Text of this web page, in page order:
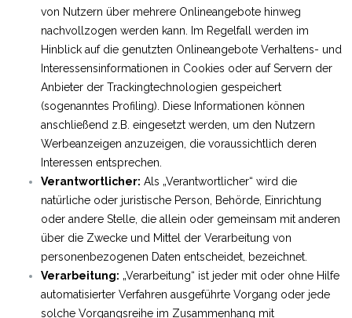
von Nutzern über mehrere Onlineangebote hinweg
nachvollzogen werden kann. Im Regelfall werden im
Hinblick auf die genutzten Onlineangebote Verhaltens- und
Interessensinformationen in Cookies oder auf Servern der
Anbieter der Trackingtechnologien gespeichert
(sogenanntes Profiling). Diese Informationen können
anschließend z.B. eingesetzt werden, um den Nutzern
Werbeanzeigen anzuzeigen, die voraussichtlich deren
Interessen entsprechen.
Verantwortlicher: Als „Verantwortlicher“ wird die
natürliche oder juristische Person, Behörde, Einrichtung
oder andere Stelle, die allein oder gemeinsam mit anderen
über die Zwecke und Mittel der Verarbeitung von
personenbezogenen Daten entscheidet, bezeichnet.
Verarbeitung: „Verarbeitung“ ist jeder mit oder ohne Hilfe
automatisierter Verfahren ausgeführte Vorgang oder jede
solche Vorgangsreihe im Zusammenhang mit